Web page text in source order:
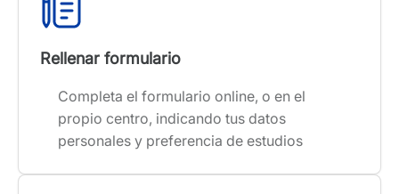
Rellenar formulario
Completa el formulario online, o en el
propio centro, indicando tus datos
personales y preferencia de estudios